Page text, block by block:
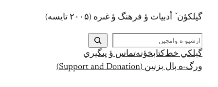
گيلکؤن ٚ أدبیات ؤ فرهنگ ؤ غىره (۲۰۰۵ تايسه)
ج
س
ت
ج
گيلکي خط کتابخؤنهتماس ؤ پىگيري
ورگ-ه بال بزنين (Support and Donation)